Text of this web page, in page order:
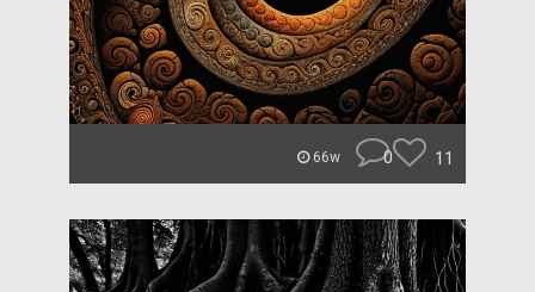
66w 0 11